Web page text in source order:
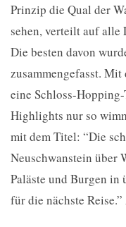
Prinzip die Qual der
sehen, verteilt auf alle
Die besten davon
zusammengefasst.
eine Schloss-
Highlights nur so
mit dem Titel: “Die
Neuschwanstein über
Paläste und Burgen in
für die nächste